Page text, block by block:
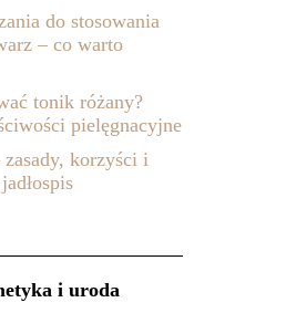
do stosowania
– co warto
tonik różany?
pielęgnacyjne
korzyści i
i uroda